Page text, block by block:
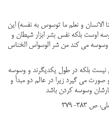
خلقنا الانسان و نعلم ما توسوس به نفسه) این
اوست بلکه نفس بشر ابزار شیطان و
می کند من شر الوسواس الخناس
بلکه در طول یکدیگرند و وسوسه
می گیرد زیرا در عالم دو مبدأ و
وسوسه کردن باشد
383-379